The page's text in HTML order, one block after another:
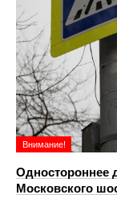
Внимание!
Одностороннее
Московского